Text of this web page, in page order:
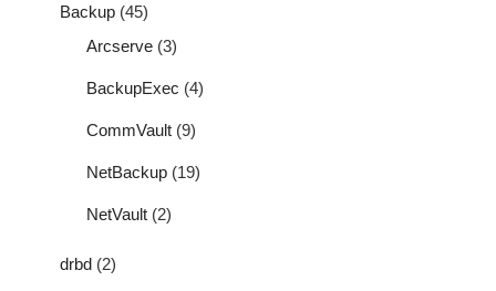
Backup (45)
Arcserve (3)
BackupExec (4)
CommVault (9)
NetBackup (19)
NetVault (2)
drbd (2)